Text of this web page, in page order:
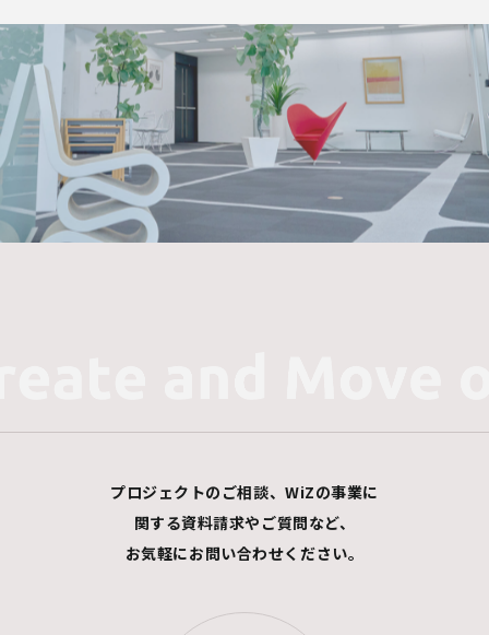
プロジェクトのご相談、WiZの事業に
関する資料請求やご質問など、
お気軽にお問い合わせください。